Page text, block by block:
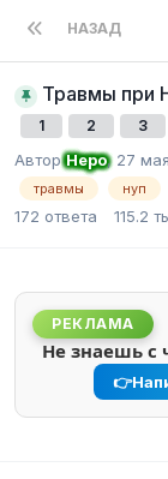
НАЗАД
Травмы при
1 2 3
АвторНеро, 27
травмы нуп
172 ответа 115.2
РЕКЛАМА
Не знаешь с
👉